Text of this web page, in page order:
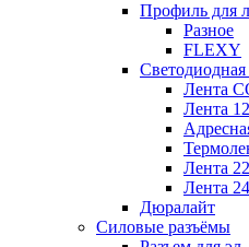
Профиль для
Разное
FLEXY
Светодиодная
Лента
Лента
Лента
Лента
Дюралайт
Силовые разъёмы